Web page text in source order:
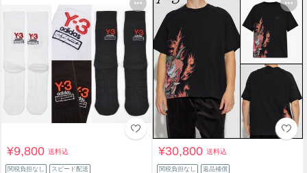
¥9,800送料込
関税負担なし スピード配送
¥30,800送料込
関税負担なし 返品補償